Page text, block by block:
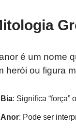
é um nome
herói ou figura
Bia: Significa “força”
Anor: Pode ser